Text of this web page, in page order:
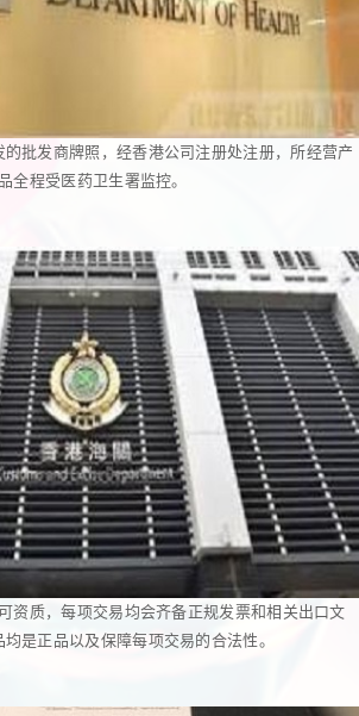
批发商牌照，经香港公司注册处注册，所经营产
品全程受医药卫生署监控。
资质，每项交易均会齐备正规发票和相关出口文
是正品以及保障每项交易的合法性。